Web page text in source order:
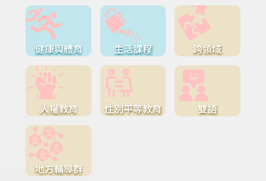
健康與體育 生活課程 跨領域
人權教育 性別平等教育 雙語
地方輔導群